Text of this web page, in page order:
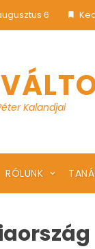
6
Kalandjai
RÓLUNK